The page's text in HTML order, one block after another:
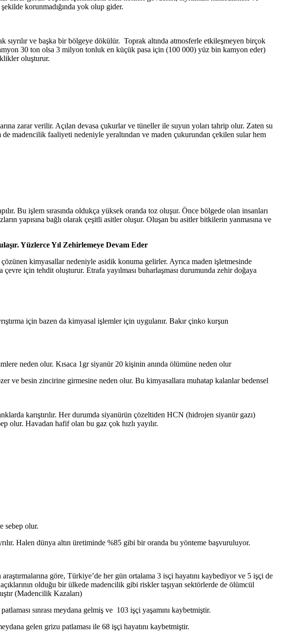
korunmadığında yok olup gider.
sıyrılır ve başka bir bölgeye dökülür. Toprak altında atmosferle etkileşmeyen birçok
30 ton olsa 3 milyon tonluk en küçük pasa için (100 000) yüz bin kamyon eder)
oluşturur.
zarar verilir. Açılan devasa çukurlar ve tüneller ile suyun yoları tahrip olur. Zaten su
madencilik faaliyeti nedeniyle yeraltından ve maden çukurundan çekilen sular hem
Bu işlem sırasında oldukça yüksek oranda toz oluşur. Önce bölgede olan insanları
yapısına bağlı olarak çeşitli asitler oluşur. Oluşan bu asitler bitkilerin yanmasına ve
Yüzlerce Yıl Zehirlemeye Devam Eder
kimyasallar nedeniyle asidik konuma gelirler. Ayrıca maden işletmesinde
çevre için tehdit oluşturur. Etrafa yayılması buharlaşması durumunda zehir doğaya
için bazen da kimyasal işlemler için uygulanır. Bakır çinko kurşun
neden olur. Kısaca 1gr siyanür 20 kişinin anında ölümüne neden olur
ve besin zincirine girmesine neden olur. Bu kimyasallara muhatap kalanlar bedensel
karıştırılır. Her durumda siyanürün çözeltiden HCN (hidrojen siyanür gazı)
olur. Havadan hafif olan bu gaz çok hızlı yayılır.
sebep olur.
Halen dünya altın üretiminde %85 gibi bir oranda bu yönteme başvuruluyor.
göre, Türkiye’de her gün ortalama 3 isçi hayatını kaybediyor ve 5 işçi de
olduğu bir ülkede madencilik gibi riskler taşıyan sektörlerde de ölümcül
(Madencilik Kazaları)
sınrası meydana gelmiş ve 103 işçi yaşamını kaybetmiştir.
gelen grizu patlaması ile 68 işçi hayatını kaybetmiştir.